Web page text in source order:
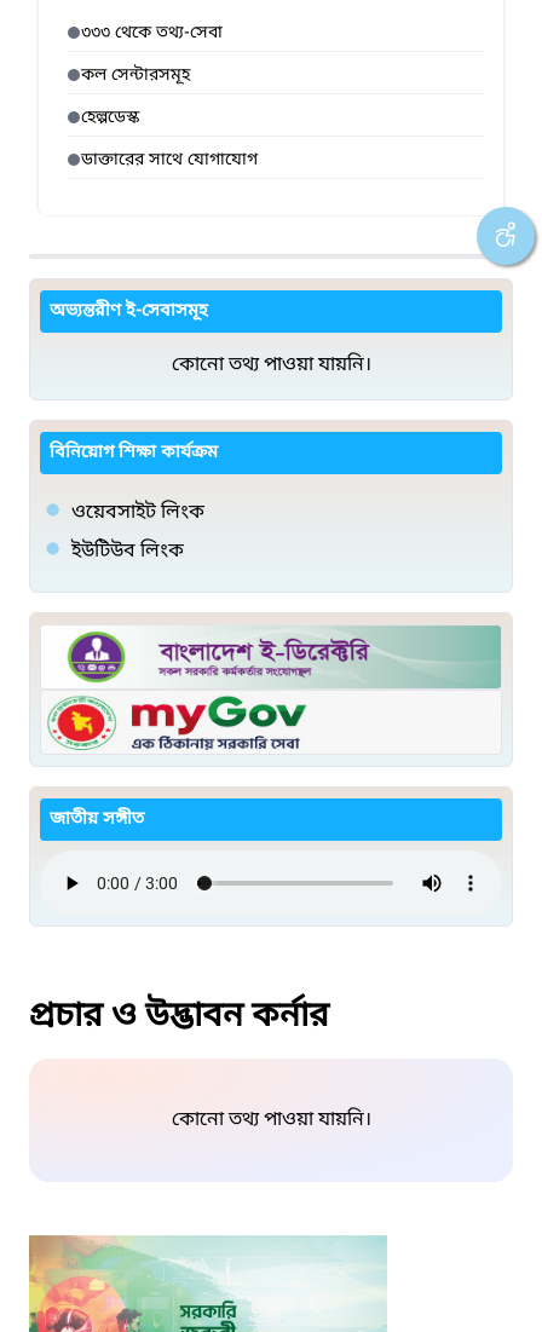
৩৩৩ থেকে তথ্য-সেবা
কল সেন্টারসমূহ
হেল্পডেস্ক
ডাক্তারের সাথে যোগাযোগ
অভ্যন্তরীণ ই-সেবাসমূহ
কোনো তথ্য পাওয়া যায়নি।
বিনিয়োগ শিক্ষা কার্যক্রম
ওয়েবসাইট লিংক
ইউটিউব লিংক
জাতীয় সঙ্গীত
প্রচার ও উদ্ভাবন কর্নার
কোনো তথ্য পাওয়া যায়নি।